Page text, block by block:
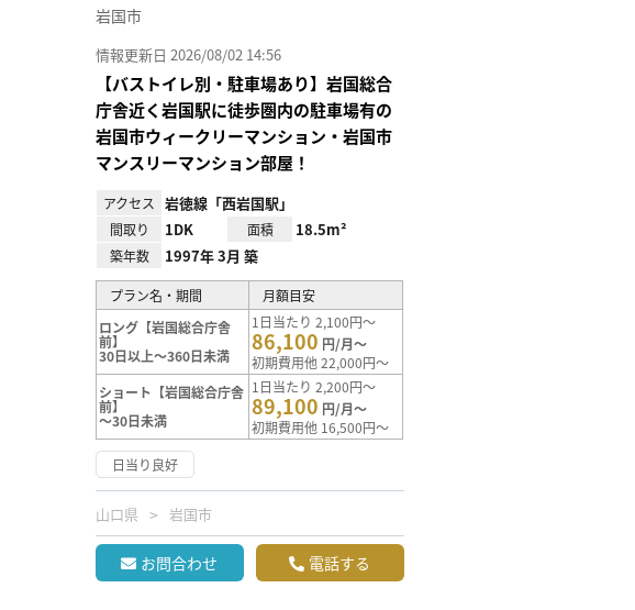
岩国市
情報更新日 2026/08/02 14:56
【バストイレ別・駐車場あり】岩国総合
庁舎近く岩国駅に徒歩圏内の駐車場有の
岩国市ウィークリーマンション・岩国市
マンスリーマンション部屋！
アクセス 岩徳線「西岩国駅」
間取り 1DK 面積 18.5m²
築年数 1997年 3月 築
プラン名・期間
月額目安
ロング【岩国総合庁舎
前】
30日以上～360日未満
1日当たり 2,100円～
86,100 円/月～
初期費用他 22,000円～
ショート【岩国総合庁舎
前】
～30日未満
1日当たり 2,200円～
89,100 円/月～
初期費用他 16,500円～
日当り良好
山口県 岩国市
お問合わせ 電話する